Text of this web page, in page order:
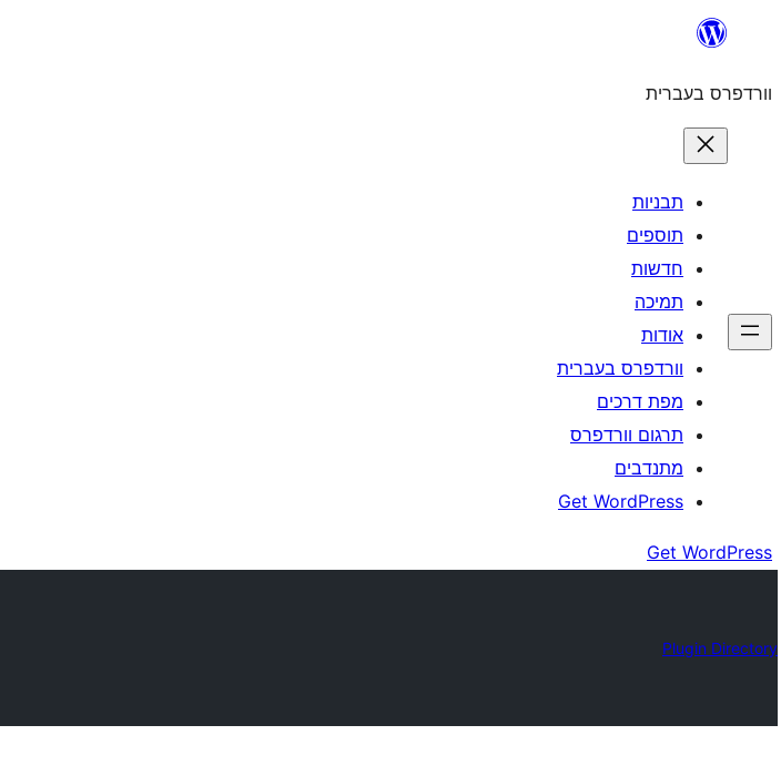
וורדפרס בעברית
תבניות
תוספים
חדשות
תמיכה
אודות
וורדפרס בעברית
מפת דרכים
תרגום וורדפרס
מתנדבים
Get WordPress
Get WordPress
Plugin Directory